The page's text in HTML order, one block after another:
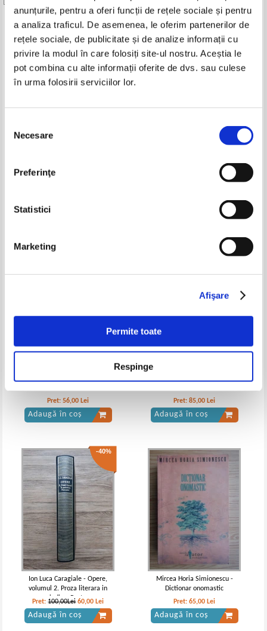
anunțurile, pentru a oferi funcții de rețele sociale și pentru
a analiza traficul. De asemenea, le oferim partenerilor de
rețele sociale, de publicitate și de analize informații cu
privire la modul în care folosiți site-ul nostru. Aceștia le
pot combina cu alte informații oferite de dvs. sau culese
în urma folosirii serviciilor lor.
consimțământului
Necesare
Preferinţe
Statistici
Marketing
Afişare
Permite toate
Respinge
Pret:
Lei
Vintila Corbul - Caderea
Constantinopolului (volumele 1 si
2)
Vintila Corbul - Caderea
Constantinopolului (volumul 1)
Produse din aceeasi categorie
Mircea Zaciu - Dictionar esential
Adaugă în coș
-15%
Mircea Eliade - La tiganci. Pe
Lei
Pret:56,00 Lei
Adaugă în coș
Pret:85,00 Lei
Adaugă în coș
-40%
Ion Luca Caragiale - Opere,
volumul 2. Proza literara in
periodice. Postume
Pret:100,00Lei 60,00 Lei
Adaugă în coș
Mircea Horia Simionescu -
Dictionar onomastic
Pret:65,00 Lei
Adaugă în coș